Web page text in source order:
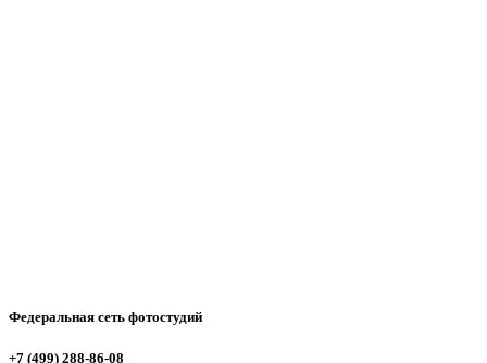
Федеральная сеть фотостудий
+7 (499) 288-86-08